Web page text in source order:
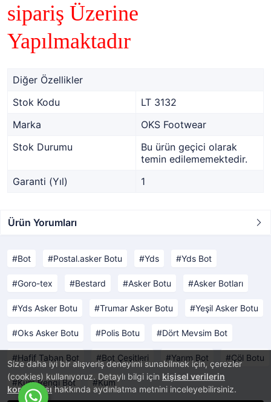
Size daha iyi bir alışveriş deneyimi sunabilmek için, çerezler
(cookies) kullanıyoruz. Detaylı bilgi için kişisel verilerin
korunmasıhakkında aydınlatma metnini inceleyebilirsiniz.
sipariş Üzerine
Yapılmaktadır
Diğer Özellikler
Stok Kodu
LT 3132
Marka
OKS Footwear
Stok Durumu
Bu ürün geçici olarak
temin edilememektedir.
Garanti (Yıl)
1
Ürün Yorumları
Bot Postal.asker Botu Yds Yds Bot
Goro-tex Bestard Asker Botu Asker Botları
Yds Asker Botu Trumar Asker Botu Yeşil Asker Botu
Oks Asker Botu Polis Botu Dört Mevsim Bot
Hafif Taban Bot Bot Çeşitleri Yarım Bot Çöl Botu
Kum Rengi Bot Kum